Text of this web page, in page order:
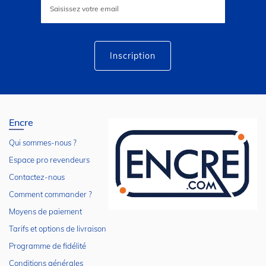
lettre
Inscription
Encre
Qui sommes-nous ?
Espace pro revendeurs
Contactez-nous
Comment commander ?
Moyens de paiement
Tarifs et options de livraison
Programme de fidélité
Conditions générales